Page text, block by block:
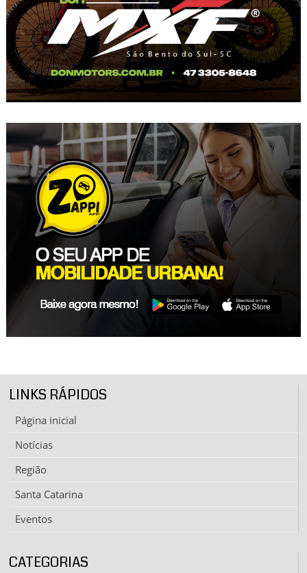
LINKS RÁPIDOS
Página inicial
Notícias
Região
Santa Catarina
Eventos
CATEGORIAS